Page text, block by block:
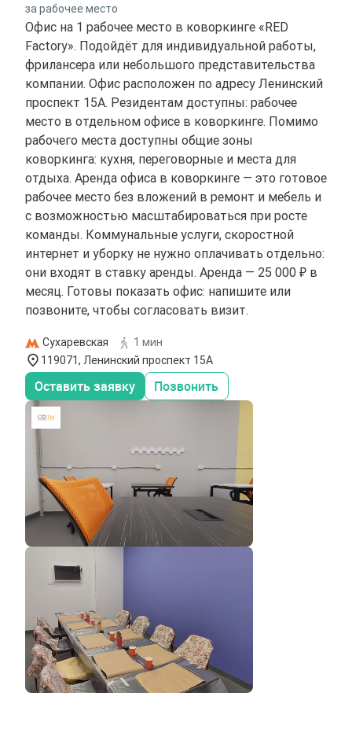
за рабочее место
Офис на 1 рабочее место в коворкинге «RED
Factory». Подойдёт для индивидуальной работы,
фрилансера или небольшого представительства
компании. Офис расположен по адресу Ленинский
проспект 15А. Резидентам доступны: рабочее
место в отдельном офисе в коворкинге. Помимо
рабочего места доступны общие зоны
коворкинга: кухня, переговорные и места для
отдыха. Аренда офиса в коворкинге — это готовое
рабочее место без вложений в ремонт и мебель и
с возможностью масштабироваться при росте
команды. Коммунальные услуги, скоростной
интернет и уборку не нужно оплачивать отдельно:
они входят в ставку аренды. Аренда — 25 000 ₽ в
месяц. Готовы показать офис: напишите или
позвоните, чтобы согласовать визит.
Сухаревская
1 мин
119071, Ленинский проспект 15А
Оставить заявку Позвонить